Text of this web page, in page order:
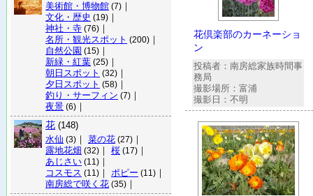
美術館・博物館 (7) ｜
文化・歴史 (19) ｜
神社・寺 (76) ｜
名所・観光スポット (200) ｜
自然公園 (15) ｜
新緑・紅葉 (25) ｜
朝日スポット (32) ｜
夕日スポット (58) ｜
釣り・サーフィン (7) ｜
夜景 (6) ｜
花 (148)
水仙 (3) ｜ 菜の花 (27) ｜
露地花畑 (32) ｜ 桜 (17) ｜
あじさい (11) ｜
コスモス (11) ｜ ポピー (11) ｜
南房総で咲く花 (35) ｜
花倶楽部のカーネーショ
ン
投稿者：南房総家族時間事
務局
撮影場所：富浦
撮影日：不明